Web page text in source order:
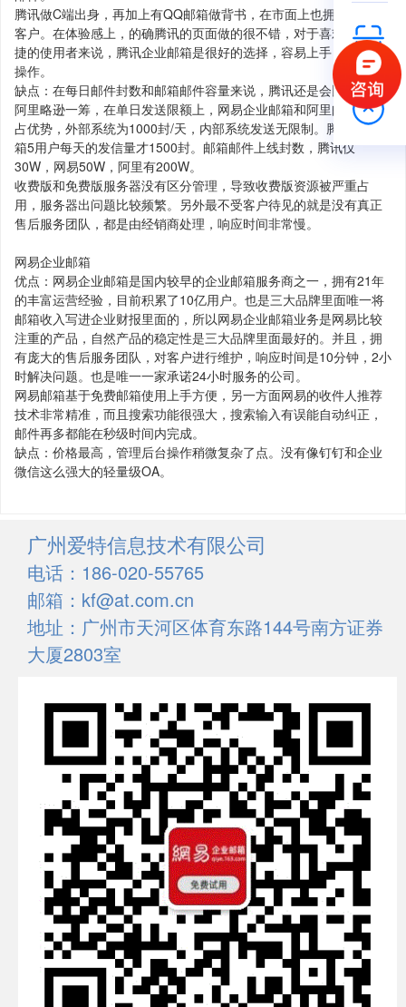
腾讯做C端出身，再加上有QQ邮箱做背书，在市面上也拥有一大波
客户。在体验感上，的确腾讯的页面做的很不错，对于喜欢简化便
捷的使用者来说，腾讯企业邮箱是很好的选择，容易上手，傻瓜式
操作。
缺点：在每日邮件封数和邮箱邮件容量来说，腾讯还是会比网易和
阿里略逊一筹，在单日发送限额上，网易企业邮箱和阿里邮箱比较
占优势，外部系统为1000封/天，内部系统发送无限制。腾讯企业邮
箱5用户每天的发信量才1500封。邮箱邮件上线封数，腾讯仅
30W，网易50W，阿里有200W。
收费版和免费版服务器没有区分管理，导致收费版资源被严重占
用，服务器出问题比较频繁。另外最不受客户待见的就是没有真正
售后服务团队，都是由经销商处理，响应时间非常慢。
网易企业邮箱
优点：网易企业邮箱是国内较早的企业邮箱服务商之一，拥有21年
的丰富运营经验，目前积累了10亿用户。也是三大品牌里面唯一将
邮箱收入写进企业财报里面的，所以网易企业邮箱业务是网易比较
注重的产品，自然产品的稳定性是三大品牌里面最好的。并且，拥
有庞大的售后服务团队，对客户进行维护，响应时间是10分钟，2小
时解决问题。也是唯一一家承诺24小时服务的公司。
网易邮箱基于免费邮箱使用上手方便，另一方面网易的收件人推荐
技术非常精准，而且搜索功能很强大，搜索输入有误能自动纠正，
邮件再多都能在秒级时间内完成。
缺点：价格最高，管理后台操作稍微复杂了点。没有像钉钉和企业
微信这么强大的轻量级OA。
广州爱特信息技术有限公司
电话：186-020-55765
邮箱：kf@at.com.cn
地址：广州市天河区体育东路144号南方证券
大厦2803室